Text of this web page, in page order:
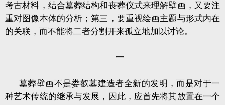
考古材料，结合墓葬结构和丧葬仪式来理解壁画，又要注
重对图像本体的分析；第三，要重视绘画主题与形式内在
的关联，而不能将二者分割开来孤立地加以讨论。
一
墓葬壁画不是娄叡墓建造者全新的发明，而是对于一
种艺术传统的继承与发展，因此，应首先将其放置在一个